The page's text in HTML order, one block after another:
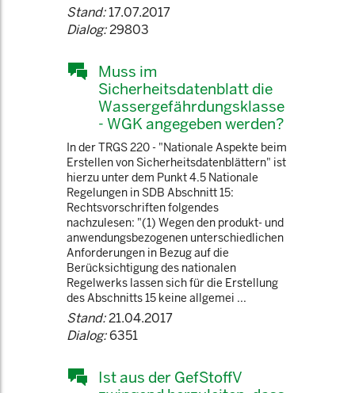
Stand:17.07.2017
Dialog:29803
Muss im
Sicherheitsdatenblatt die
Wassergefährdungsklasse
- WGK angegeben werden?
In der TRGS 220 - "Nationale Aspekte beim
Erstellen von Sicherheitsdatenblättern" ist
hierzu unter dem Punkt 4.5 Nationale
Regelungen in SDB Abschnitt 15:
Rechtsvorschriften folgendes
nachzulesen: "(1) Wegen den produkt- und
anwendungsbezogenen unterschiedlichen
Anforderungen in Bezug auf die
Berücksichtigung des nationalen
Regelwerks lassen sich für die Erstellung
des Abschnitts 15 keine allgemei ...
Stand:21.04.2017
Dialog:6351
Ist aus der GefStoffV